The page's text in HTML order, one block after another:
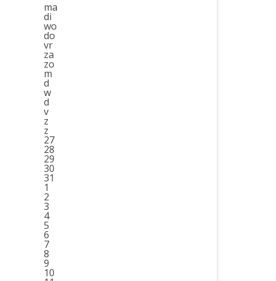
ma
di
wo
do
vr
za
zo
m
d
w
d
v
z
z
27
28
29
30
31
1
2
3
4
5
6
7
8
9
10